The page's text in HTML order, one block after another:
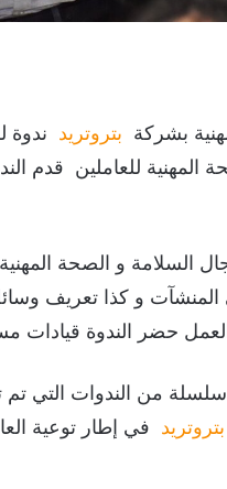
بشركة بتروتريد ندوة
المهنية للعاملين قدم
السلامة و الصحة
و كذا تعريف وسائل
العمل حضر الندوة
من الندوات التي تم
بتروتريد في إطار توعية